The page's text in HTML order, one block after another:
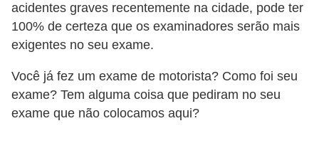
acidentes graves recentemente na cidade, pode ter
100% de certeza que os examinadores serão mais
exigentes no seu exame.
Você já fez um exame de motorista? Como foi seu
exame? Tem alguma coisa que pediram no seu
exame que não colocamos aqui?